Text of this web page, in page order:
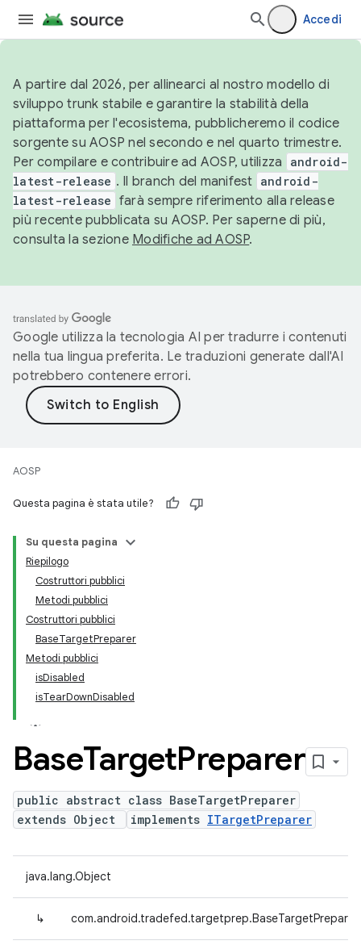
Accedi
A partire dal 2026, per allinearci al nostro modello di
sviluppo trunk stabile e garantire la stabilità della
piattaforma per l'ecosistema, pubblicheremo il codice
sorgente su AOSP nel secondo e nel quarto trimestre.
Per compilare e contribuire ad AOSP, utilizza
android-
latest-release . Il branch del manifest android-
latest-release farà sempre riferimento alla release
più recente pubblicata su AOSP. Per saperne di più,
consulta la sezione Modifiche ad AOSP.
Google utilizza la tecnologia AI per tradurre i contenuti
nella tua lingua preferita. Le traduzioni generate dall'AI
potrebbero contenere errori.
AOSP
Questa pagina è stata utile?
Su questa pagina
Riepilogo
Costruttori pubblici
Metodi pubblici
Costruttori pubblici
BaseTargetPreparer
Metodi pubblici
isDisabled
isTearDownDisabled
BaseTargetPreparer
public abstract class BaseTargetPreparer
extends Object
implements ITargetPreparer
java.lang.Object
↳ com.android.tradefed.targetprep.BaseTargetPreparer